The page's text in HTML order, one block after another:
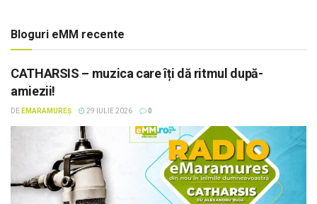
Bloguri eMM recente
CATHARSIS – muzica care îți dă ritmul după-
amiezii!
DE EMARAMUREȘ 29 IULIE 2026 0